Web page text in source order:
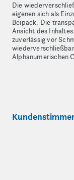
Die
eigenen sich als
Beipack. Die
Ansicht des
zuverlässig vor
Alphanumerischen